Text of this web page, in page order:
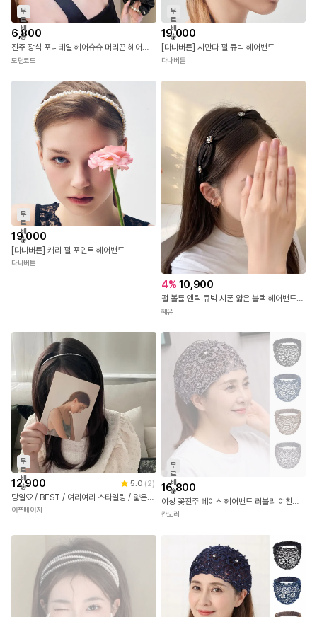
무
료
배
송
6,800
진주 장식 포니테일 헤어슈슈 머리끈 헤어밴드
모던코드
무
료
배
송
19,000
[다나버튼] 사만다 펄 큐빅 헤어밴드
다나버튼
무
료
배
송
19,000
[다나버튼] 캐리 펄 포인트 헤어밴드
다나버튼
4% 10,900
펄 볼륨 엔틱 큐빅 시폰 얇은 블랙 헤어밴드 머리띠
혜유
무
료
배
송
12,900 5.0 (2)
당일♡ / BEST / 여리여리 스타일링 / 얇은 진주 머리띠 진주헤어밴드 하객룩 웨딩촬영 러블리템 화이트진주
이프베이지
무
료
배
송
16,800
여성 꽃진주 레이스 헤어밴드 러블리 여친룩 진주 머리띠
칸도러